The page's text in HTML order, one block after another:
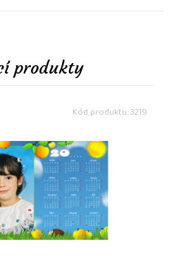
produkty
Kód produktu: 3219